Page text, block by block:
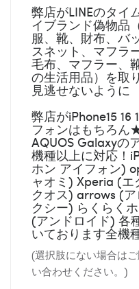
弊店がLINEのタイ
イブランド偽物品
服、靴、財布、バ
スネット、マフラ
毛布、マフラー、
の生活用品）を取
見逃せないように
弊店がiPhone15 16
フォンはもちろ
AQUOS Galaxyの
機種以上に対応！
ホン アイフォン)
ャオミ) Xperia (エ
クオス) arrows (
クシー) らくらく
(アンドロイド) 各
いております全機
(選択肢にない場合は
い合わせください。)